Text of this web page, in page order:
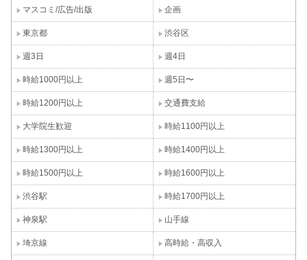
マスコミ/広告/出版 企画
東京都 渋谷区
週3日 週4日
時給1000円以上 週5日〜
時給1200円以上 交通費支給
大学院生歓迎 時給1100円以上
時給1300円以上 時給1400円以上
時給1500円以上 時給1600円以上
渋谷駅 時給1700円以上
神泉駅 山手線
埼京線 高時給・高収入